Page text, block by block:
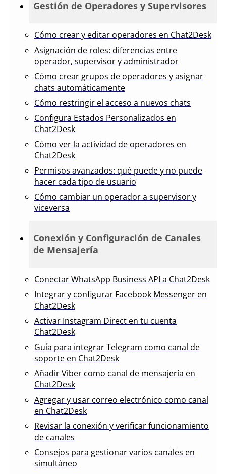
Gestión de Operadores y Supervisores
Cómo crear y editar operadores en Chat2Desk
Asignación de roles: diferencias entre
operador, supervisor y administrador
Cómo crear grupos de operadores y asignar
chats automáticamente
Cómo restringir el acceso a nuevos chats
Configura Estados Personalizados en
Chat2Desk
Cómo ver la actividad de operadores en
Chat2Desk
Permisos avanzados: qué puede y no puede
hacer cada tipo de usuario
Cómo cambiar un operador a supervisor y
viceversa
Conexión y Configuración de Canales
de Mensajería
Conectar WhatsApp Business API a Chat2Desk
Integrar y configurar Facebook Messenger en
Chat2Desk
Activar Instagram Direct en tu cuenta
Chat2Desk
Guía para integrar Telegram como canal de
soporte en Chat2Desk
Añadir Viber como canal de mensajería en
Chat2Desk
Agregar y usar correo electrónico como canal
en Chat2Desk
Revisar la conexión y verificar funcionamiento
de canales
Consejos para gestionar varios canales en
simultáneo